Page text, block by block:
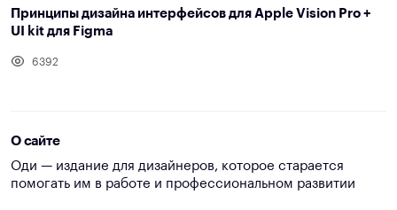
Принципы дизайна интерфейсов для Apple Vision Pro +
UI kit для Figma
6392
О сайте
Оди — издание для дизайнеров, которое старается
помогать им в работе и профессиональном развитии